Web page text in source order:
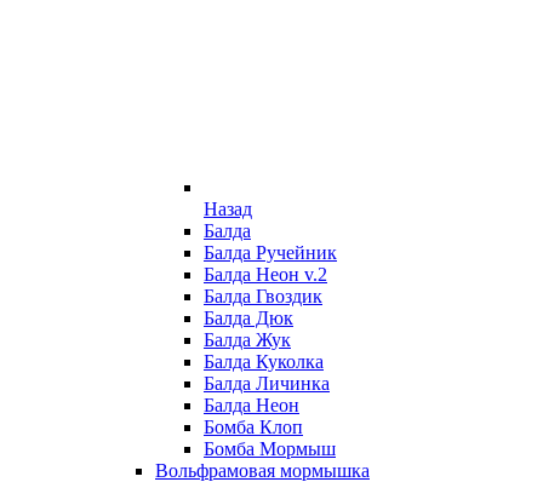
Назад
Балда
Балда Ручейник
Балда Неон v.2
Балда Гвоздик
Балда Дюк
Балда Жук
Балда Куколка
Балда Личинка
Балда Неон
Бомба Клоп
Бомба Мормыш
Вольфрамовая мормышка